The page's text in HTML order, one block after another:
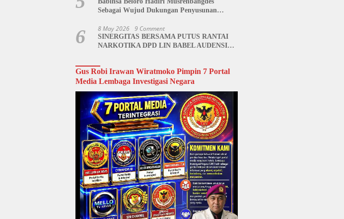
Sebagai Wujud Dukungan Penyusunan
6 8 May 2026 9 Comment
SINERGITAS BERSAMA PUTUS RANTAI
NARKOTIKA DPD LIN BABEL AUDENSI
Gus Robi Irawan Wiratmoko Pimpin 7 Portal
Media Lembaga Investigasi Negara
Video
Player